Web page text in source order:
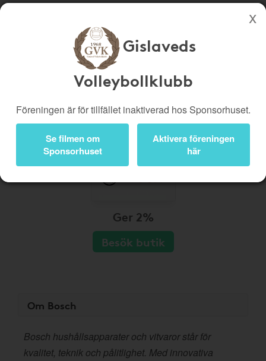
Köp genom denna sida stöttar Gislaveds Volleybollklubb
Bli medlem
Logga in
Gislaveds
Volleybollklubb
Föreningen är för tillfället inaktiverad hos Sponsorhuset.
Se filmen om
Sponsorhuset
Aktivera föreningen
här
Ger 2%
Besök butik
Om Bosch
Bosch hushållsapparater och vitvaror står för
kvalitet, teknik och pålitlighet. Med innovativa